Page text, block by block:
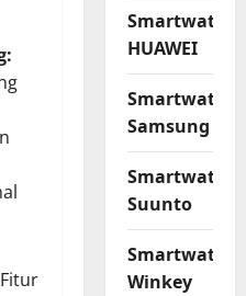
Fitur
Smartwatch
HUAWEI
Smartwatch
Samsung
Smartwatch
Suunto
Smartwatch
Winkey